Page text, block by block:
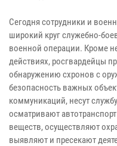
Сегодня сотрудники и
широкий круг служебно-
военной операции. Кроме
действиях, росгвардейцы
обнаружению схронов с
безопасность важных
коммуникаций, несут
осматривают
веществ, осуществляют
выявляют и пресекают